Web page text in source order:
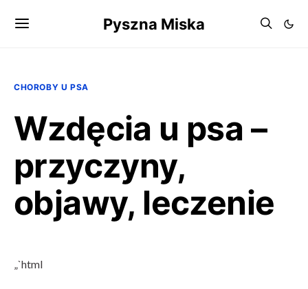
Pyszna Miska
CHOROBY U PSA
Wzdęcia u psa –
przyczyny,
objawy, leczenie
„`html